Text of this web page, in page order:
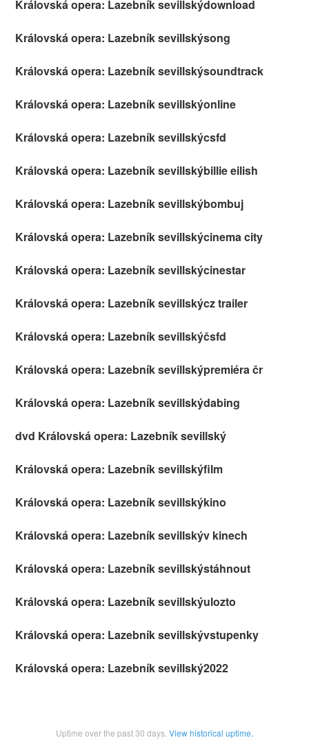
Královská opera: Lazebník sevillskýdownload
Královská opera: Lazebník sevillskýsong
Královská opera: Lazebník sevillskýsoundtrack
Královská opera: Lazebník sevillskýonline
Královská opera: Lazebník sevillskýcsfd
Královská opera: Lazebník sevillskýbillie eilish
Královská opera: Lazebník sevillskýbombuj
Královská opera: Lazebník sevillskýcinema city
Královská opera: Lazebník sevillskýcinestar
Královská opera: Lazebník sevillskýcz trailer
Královská opera: Lazebník sevillskýčsfd
Královská opera: Lazebník sevillskýpremiéra čr
Královská opera: Lazebník sevillskýdabing
dvd Královská opera: Lazebník sevillský
Královská opera: Lazebník sevillskýfilm
Královská opera: Lazebník sevillskýkino
Královská opera: Lazebník sevillskýv kinech
Královská opera: Lazebník sevillskýstáhnout
Královská opera: Lazebník sevillskýulozto
Královská opera: Lazebník sevillskývstupenky
Královská opera: Lazebník sevillský2022
Uptime over the past30 days. View historical uptime.